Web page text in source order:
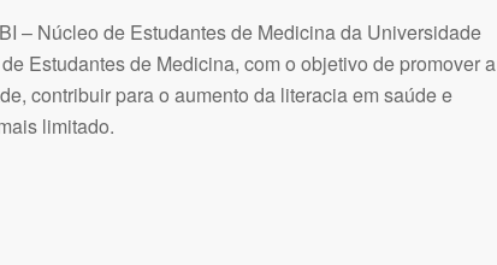
– Núcleo de Estudantes de Medicina da Universidade
Estudantes de Medicina, com o objetivo de promover a
contribuir para o aumento da literacia em saúde e
limitado.